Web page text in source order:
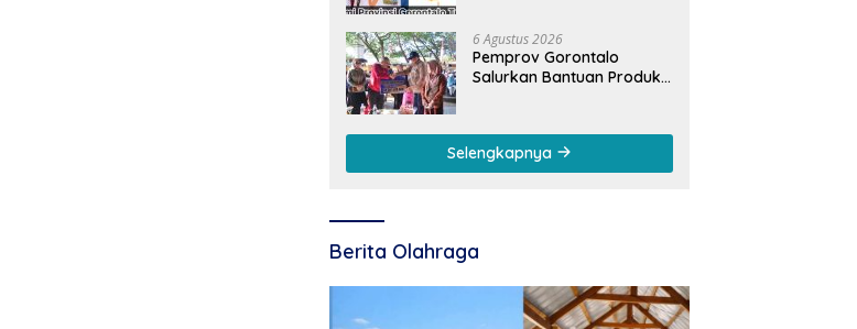
6 Agustus 2026
Pemprov Gorontalo
Salurkan Bantuan Produksi
Bantuan Usaha UMKM
untuk Produksi, Bukan
Konsumsi
Selengkapnya
Berita Olahraga